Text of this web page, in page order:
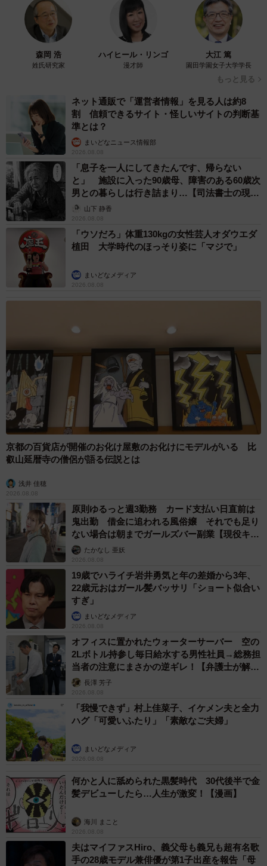
5/9
バス停で笑顔を見せる神楽ちゃん（画像提供：コーギーの神楽さん）
飼い主のコーギーの神楽さん（@Kus1oKg2vsgdWS2）に
よると、この日カメラを構えていたのは夫であるパパ、神
楽ちゃんを支えていたのは投稿したママだったそうです。
「夫は、今までまったくと言っていいほど趣味がなかった
のですが、去年からカメラを持ち始めて、ここ1年ほどは季
節の花を追って各地に撮影に行っています。今回、初めて
ネモフィラの撮影に挑戦するために訪れました。撮影スポ
ットの多い公園で、春先の花の多い一番いい季節だったの
で、夫も私もテンションが上がり、各スポットで撮り始め
美しい景観に胸を躍らせながら撮影を楽しんでいる途中で
見つけたのが、このお洒落なフォトスポットでした。
「私はしゃがんで神楽を抱え上げていたのですが、神楽の
足元にはちゃんと足を置けるスペースがありました。コー
ギーは体重が重いため、持ち上げると関節が外れてしまう
こともあるため、抱っこをするときはとくに注意が必要で
す」
フォトスポットでは、犬の体に負担がかからないよう、し
っかりと安全面を考え、配慮されていました。
「神楽も足場はあるし、私も神楽を支えながらも負担はな
さそうだったので撮影をしてみることに。ところが、しば
らくすると神楽がモゾモゾと動き始め、『神楽！ あと少し
だから！ がんばって！』と声をかけ続けましたが、ご覧の
通り、あれよあれよという間にあのような写真になりまし
た（笑）」
「もう限界…」黒子に徹したママの悲痛な叫び
“黒子”に徹した飼い主さんもまた、腕の限界とたたかってい
ました。
「私は、神楽を抱き上げているので前方はまったく見えま
せん。夫が何をしているかも見えないので、『ねえ！ ま
だ？ もう撮れた？』『あー！ もう腕が！ 無理ー！』など、
声が飛び交っていました（笑）。写真ではわからない、“舞
台裏”です（笑）」
一方、神楽ちゃんは、いろいろな経験をすることをとても
楽しんでいる様子なのだとか。とくに最近は、外出先で“と
てもいいお顔”を見せてくれることが増えたそうです。
森岡 浩
姓氏研究家
ハイヒール・リンゴ
漫才師
大江 篤
園田学園女子大学学長
もっと見る
ネット通販で「運営者情報」を見る人は約8
割 信頼できるサイト・怪しいサイトの判断基
準とは？
まいどなニュース情報部
2026.08.08
「息子を一人にしてきたんです、帰らない
と」 施設に入った90歳母、障害のある60歳次
男との暮らしは行き詰まり…【司法書士の現場
から】山下 静香
2026.08.08
「ウソだろ」体重130kgの女性芸人オダウエダ
植田 大学時代のほっそり姿に「マジで」
まいどなメディア
2026.08.08
京都の百貨店が開催のお化け屋敷のお化けにモデルがいる 比
叡山延暦寺の僧侶が語る伝説とは
浅井 佳穂
2026.08.08
原則ゆるっと週3勤務 カード支払い日直前は
鬼出勤 借金に追われる風俗嬢 それでも足り
ない場合は朝までガールズバー副業【現役キャ
ストに取材】
たかなし 亜妖
2026.08.08
19歳でハライチ岩井勇気と年の差婚から3年、
22歳元おはガール髪バッサリ「ショート似合い
すぎ」
まいどなメディア
2026.08.08
オフィスに置かれたウォーターサーバー 空の
2Lボトル持参し毎日給水する男性社員→総務担
当者の注意にまさかの逆ギレ！【弁護士が解
説】長澤 芳子
2026.08.08
「我慢できず」村上佳菜子、イケメン夫と全力
ハグ「可愛いふたり」「素敵なご夫婦」
まいどなメディア
2026.08.08
何かと人に舐められた黒髪時代 30代後半で金
髪デビューしたら…人生が激変！【漫画】
海川 まこと
2026.08.08
夫はマイファスHiro、義父母も義兄も超有名歌
手の28歳モデル兼俳優が第1子出産を報告「母